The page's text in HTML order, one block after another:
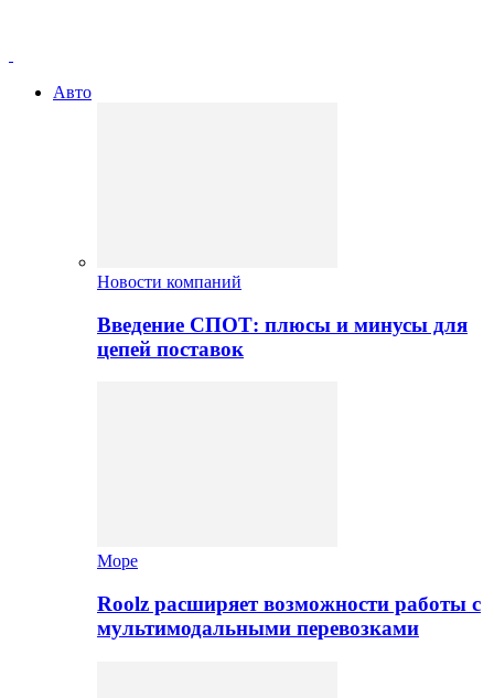
Авто
Новости компаний
Введение СПОТ: плюсы и минусы для
цепей поставок
Море
Roolz расширяет возможности работы с
мультимодальными перевозками